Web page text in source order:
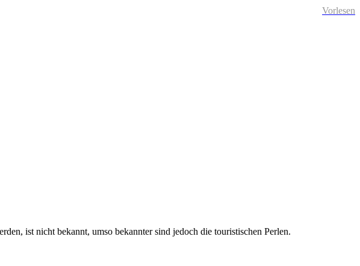
Vorlesen
ist nicht bekannt, umso bekannter sind jedoch die touristischen Perlen.